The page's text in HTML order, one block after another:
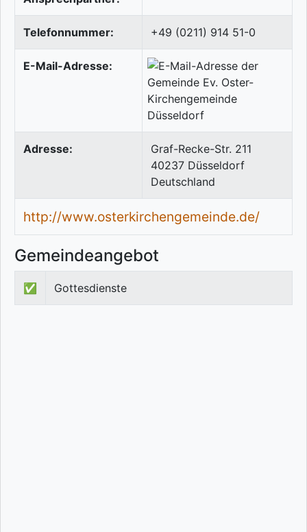
Telefonnummer: +49 (0211) 914 51-0
E-Mail-Adresse:
Adresse:
Graf-Recke-Str. 211
40237 Düsseldorf
Deutschland
http://www.osterkirchengemeinde.de/
Gemeindeangebot
✅ Gottesdienste